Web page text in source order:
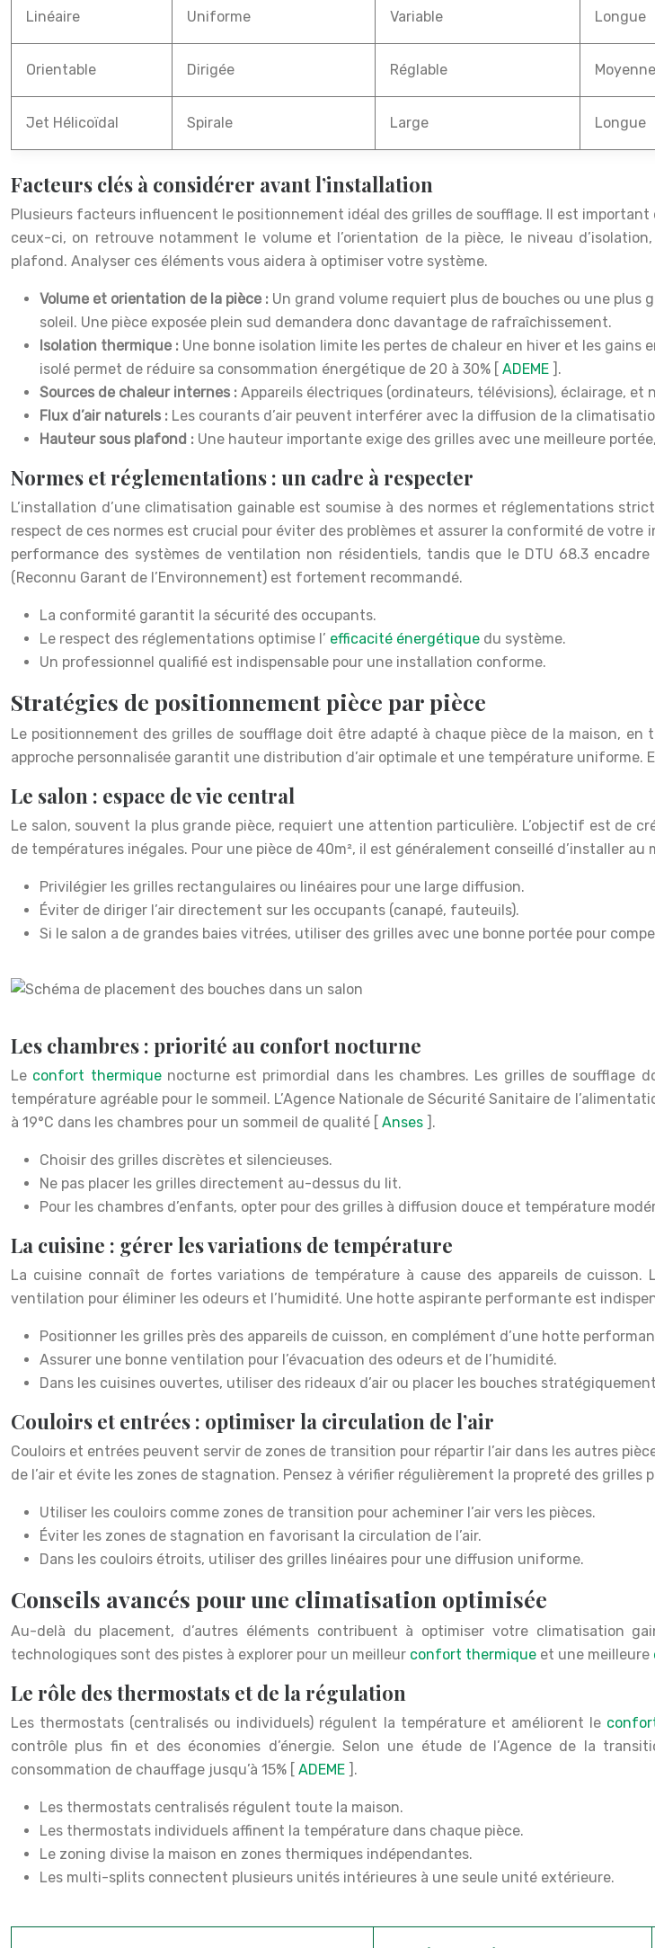
Linéaire Uniforme Variable Longue
Orientable Dirigée Réglable Moyenne
Jet Hélicoïdal Spirale Large Longue
Facteurs clés à considérer avant l’installation
Plusieurs facteurs influencent le positionnement idéal des grilles de soufflage. Il est
ceux-ci, on retrouve notamment le volume et l’orientation de la pièce, le niveau
plafond. Analyser ces éléments vous aidera à optimiser votre système.
Volume et orientation de la pièce : Un grand volume requiert plus de bouches ou une plus
soleil. Une pièce exposée plein sud demandera donc davantage de rafraîchissement.
Isolation thermique : Une bonne isolation limite les pertes de chaleur en hiver et les gains
isolé permet de réduire sa consommation énergétique de 20 à 30% [ ADEME ].
Sources de chaleur internes : Appareils électriques (ordinateurs, télévisions), éclairage,
Flux d’air naturels : Les courants d’air peuvent interférer avec la diffusion de la
Hauteur sous plafond : Une hauteur importante exige des grilles avec une meilleure
Normes et réglementations : un cadre à respecter
L’installation d’une climatisation gainable est soumise à des normes et réglementations
respect de ces normes est crucial pour éviter des problèmes et assurer la conformité de votre
performance des systèmes de ventilation non résidentiels, tandis que le DTU 68.3
(Reconnu Garant de l’Environnement) est fortement recommandé.
La conformité garantit la sécurité des occupants.
Le respect des réglementations optimise l’ efficacité énergétique du système.
Un professionnel qualifié est indispensable pour une installation conforme.
Stratégies de positionnement pièce par pièce
Le positionnement des grilles de soufflage doit être adapté à chaque pièce de la maison,
approche personnalisée garantit une distribution d’air optimale et une température uniforme.
Le salon : espace de vie central
Le salon, souvent la plus grande pièce, requiert une attention particulière. L’objectif est de
de températures inégales. Pour une pièce de 40m², il est généralement conseillé d’installer au
Privilégier les grilles rectangulaires ou linéaires pour une large diffusion.
Éviter de diriger l’air directement sur les occupants (canapé, fauteuils).
Si le salon a de grandes baies vitrées, utiliser des grilles avec une bonne portée pour
Les chambres : priorité au confort nocturne
Le confort thermique nocturne est primordial dans les chambres. Les grilles de soufflage
température agréable pour le sommeil. L’Agence Nationale de Sécurité Sanitaire de
à 19°C dans les chambres pour un sommeil de qualité [ Anses ].
Choisir des grilles discrètes et silencieuses.
Ne pas placer les grilles directement au-dessus du lit.
Pour les chambres d’enfants, opter pour des grilles à diffusion douce et température
La cuisine : gérer les variations de température
La cuisine connaît de fortes variations de température à cause des appareils de
ventilation pour éliminer les odeurs et l’humidité. Une hotte aspirante performante est
Positionner les grilles près des appareils de cuisson, en complément d’une hotte
Assurer une bonne ventilation pour l’évacuation des odeurs et de l’humidité.
Dans les cuisines ouvertes, utiliser des rideaux d’air ou placer les bouches
Couloirs et entrées : optimiser la circulation de l’air
Couloirs et entrées peuvent servir de zones de transition pour répartir l’air dans les autres
de l’air et évite les zones de stagnation. Pensez à vérifier régulièrement la propreté des grilles
Utiliser les couloirs comme zones de transition pour acheminer l’air vers les pièces.
Éviter les zones de stagnation en favorisant la circulation de l’air.
Dans les couloirs étroits, utiliser des grilles linéaires pour une diffusion uniforme.
Conseils avancés pour une climatisation optimisée
Au-delà du placement, d’autres éléments contribuent à optimiser votre climatisation
technologiques sont des pistes à explorer pour un meilleur confort thermique et une meilleure
Le rôle des thermostats et de la régulation
Les thermostats (centralisés ou individuels) régulent la température et améliorent le
contrôle plus fin et des économies d’énergie. Selon une étude de l’Agence de la
consommation de chauffage jusqu’à 15% [ ADEME ].
Les thermostats centralisés régulent toute la maison.
Les thermostats individuels affinent la température dans chaque pièce.
Le zoning divise la maison en zones thermiques indépendantes.
Les multi-splits connectent plusieurs unités intérieures à une seule unité extérieure.